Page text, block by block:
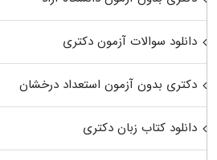
دانلود سوالات آزمون دکتری
دکتری بدون آزمون استعداد درخشان
دانلود کتاب زبان دکتری